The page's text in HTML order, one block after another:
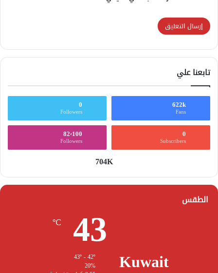
تابعنا علي
622k
Fans
0
Followers
0
Subscribers
82٬100
Followers
704K
الطقس
Kuwait
43
℃
20%